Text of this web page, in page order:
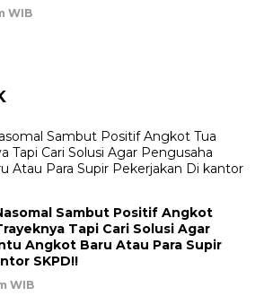
WIB
Sambut Positif Angkot
Tapi Cari Solusi Agar
Angkot Baru Atau Para Supir
SKPD!!
WIB